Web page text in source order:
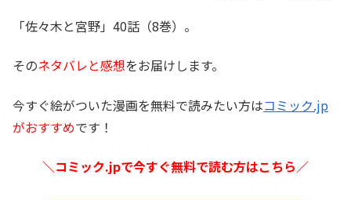
「佐々木と宮野」40話（8巻）。
そのネタバレと感想をお届けします。
今すぐ絵がついた漫画を無料で読みたい方はコミック.jp
がおすすめです！
＼コミック.jpで今すぐ無料で読む方はこちら／